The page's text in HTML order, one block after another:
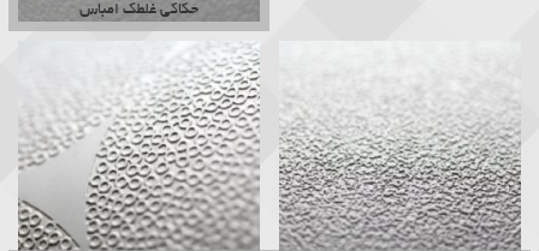
حکاکی غلطک امباس